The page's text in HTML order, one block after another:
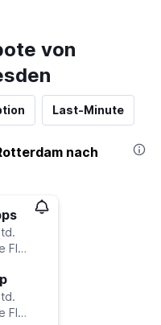
von
Last-Minute
nach
Mehrere Fluglinien
Mehrere Fluglinien